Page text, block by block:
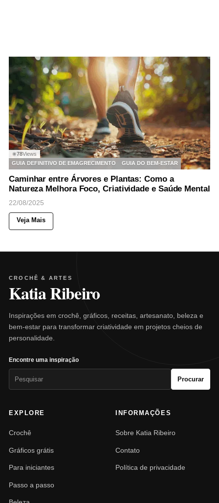
◉78Views
GUIA DEFINITIVO DE EMAGRECIMENTO
GUIA DO BEM-ESTAR
Caminhar entre Árvores e Plantas: Como a
Natureza Melhora Foco, Criatividade e Saúde Mental
22/08/2025
Veja Mais
CROCHÊ & ARTES
Katia Ribeiro
Inspirações em crochê, gráficos, receitas, artesanato, beleza e
bem-estar para transformar criatividade em projetos cheios de
personalidade.
Encontre uma inspiração
Procurar
EXPLORE
Crochê
Gráficos grátis
Para iniciantes
Passo a passo
INFORMAÇÕES
Sobre Katia Ribeiro
Contato
Política de privacidade